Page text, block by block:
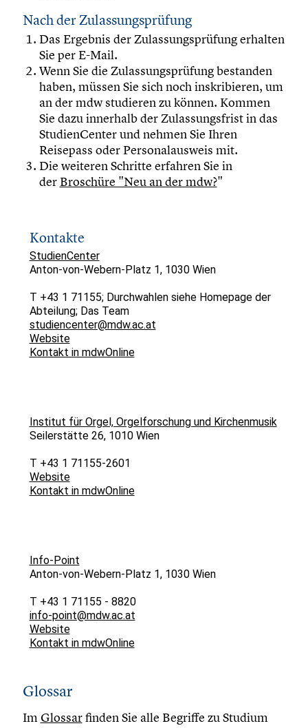
Nach der Zulassungsprüfung
Das Ergebnis der Zulassungsprüfung erhalten
Sie per E-Mail.
Wenn Sie die Zulassungsprüfung bestanden
haben, müssen Sie sich noch inskribieren, um
an der mdw studieren zu können. Kommen
Sie dazu innerhalb der Zulassungsfrist in das
StudienCenter und nehmen Sie Ihren
Reisepass oder Personalausweis mit.
Die weiteren Schritte erfahren Sie in
der Broschüre "Neu an der mdw?"
Kontakte
StudienCenter
Anton-von-Webern-Platz 1, 1030 Wien
T +43 1 71155; Durchwahlen siehe Homepage der
Abteilung; Das Team
studiencenter@mdw.ac.at
Website
Kontakt in mdwOnline
Institut für Orgel, Orgelforschung und Kirchenmusik
Seilerstätte 26, 1010 Wien
T +43 1 71155-2601
Website
Kontakt in mdwOnline
Info-Point
Anton-von-Webern-Platz 1, 1030 Wien
T +43 1 71155 - 8820
info-point@mdw.ac.at
Website
Kontakt in mdwOnline
Glossar
Im Glossarfinden Sie alle Begriffe zu Studium